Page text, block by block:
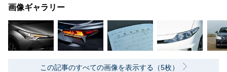
画像ギャラリー
この記事のすべての画像を表示する（5枚）